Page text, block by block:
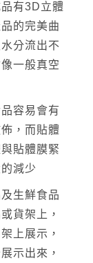
有3D立體
的完美曲
分流出不
一般真空
容易會有
，而貼體
貼體膜緊
減少
生鮮食品
貨架上，
上展示，
示出來，